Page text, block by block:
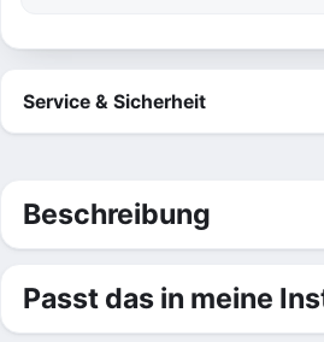
Service & Sicherheit
Beschreibung
Passt das in meine